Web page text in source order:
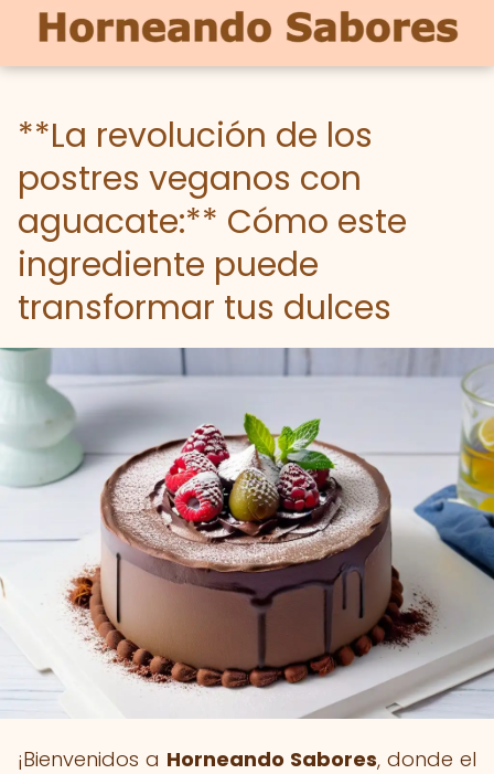
**La revolución de los
postres veganos con
aguacate:** Cómo este
ingrediente puede
transformar tus dulces
¡Bienvenidos a Horneando Sabores, donde el